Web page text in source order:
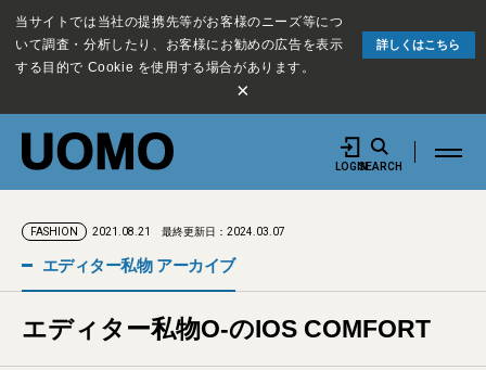
当サイトでは当社の提携先等がお客様のニーズ等につ
いて調査・分析したり、お客様にお勧めの広告を表示
する目的で Cookie を使用する場合があります。
詳しくはこちら
×
LOGINSEARCH
FASHION 2021.08.21 最終更新日：2024.03.07
エディター私物 アーカイブ
エディター私物O-のIOS COMFORT